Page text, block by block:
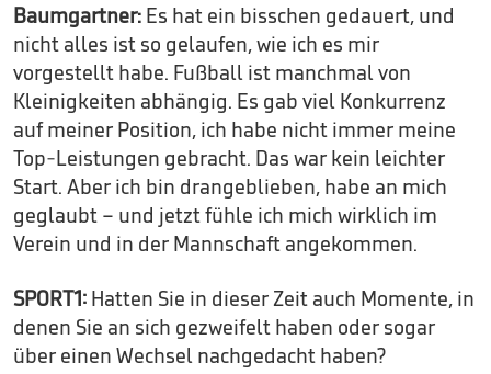
Baumgartner: Es hat ein bisschen gedauert, und
nicht alles ist so gelaufen, wie ich es mir
vorgestellt habe. Fußball ist manchmal von
Kleinigkeiten abhängig. Es gab viel Konkurrenz
auf meiner Position, ich habe nicht immer meine
Top-Leistungen gebracht. Das war kein leichter
Start. Aber ich bin drangeblieben, habe an mich
geglaubt – und jetzt fühle ich mich wirklich im
Verein und in der Mannschaft angekommen.
SPORT1: Hatten Sie in dieser Zeit auch Momente, in
denen Sie an sich gezweifelt haben oder sogar
über einen Wechsel nachgedacht haben?